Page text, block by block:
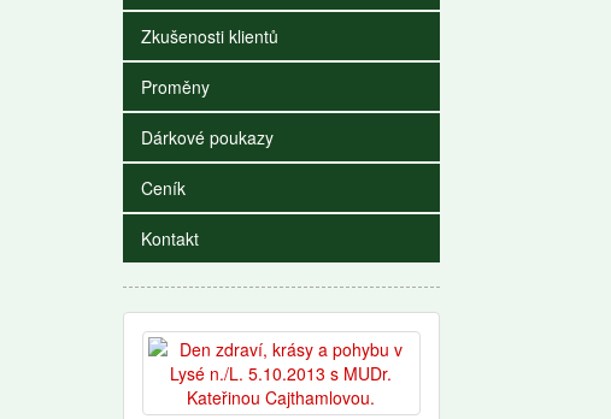
Zkušenosti klientů
Proměny
Dárkové poukazy
Ceník
Kontakt